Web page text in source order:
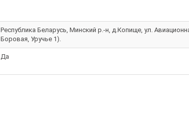
Республика Беларусь, Минский р.-н, д.Копище, ул.
Боровая, Уручье 1).
Да